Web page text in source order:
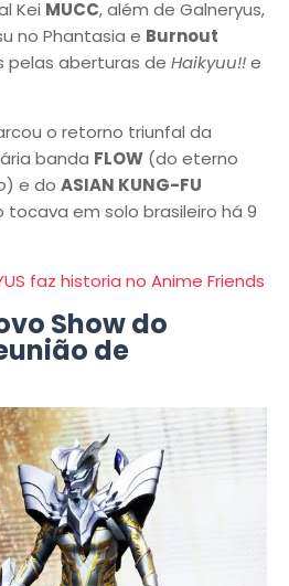
Kei MUCC, além de Galneryus,
no Phantasia e Burnout
pelas aberturas de Haikyuu!!e
o retorno triunfal da
banda FLOW (do eterno
) e do ASIAN KUNG-FU
tocava em solo brasileiro há 9
faz historia no Anime Friends
Show do
de